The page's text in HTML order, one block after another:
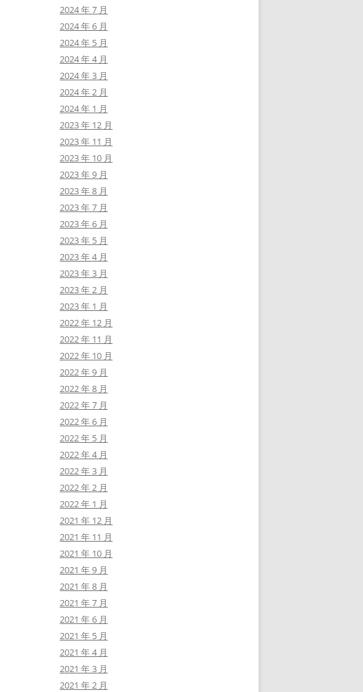
2024 年 7 月
2024 年 6 月
2024 年 5 月
2024 年 4 月
2024 年 3 月
2024 年 2 月
2024 年 1 月
2023 年 12 月
2023 年 11 月
2023 年 10 月
2023 年 9 月
2023 年 8 月
2023 年 7 月
2023 年 6 月
2023 年 5 月
2023 年 4 月
2023 年 3 月
2023 年 2 月
2023 年 1 月
2022 年 12 月
2022 年 11 月
2022 年 10 月
2022 年 9 月
2022 年 8 月
2022 年 7 月
2022 年 6 月
2022 年 5 月
2022 年 4 月
2022 年 3 月
2022 年 2 月
2022 年 1 月
2021 年 12 月
2021 年 11 月
2021 年 10 月
2021 年 9 月
2021 年 8 月
2021 年 7 月
2021 年 6 月
2021 年 5 月
2021 年 4 月
2021 年 3 月
2021 年 2 月